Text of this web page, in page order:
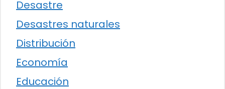
Desastre
Desastres naturales
Distribución
Economía
Educación